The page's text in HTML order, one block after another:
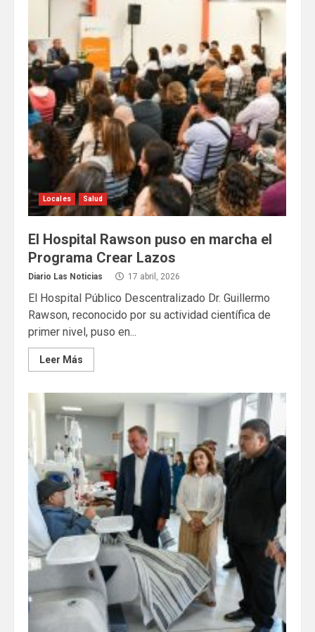
Locales Salud
El Hospital Rawson puso en marcha el
Programa Crear Lazos
Diario Las Noticias 17 abril, 2026
El Hospital Público Descentralizado Dr. Guillermo
Rawson, reconocido por su actividad científica de
primer nivel, puso en...
Leer Más